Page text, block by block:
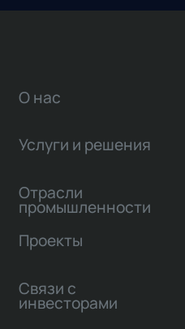
О нас
Услуги и решения
Отрасли
промышленности
Проекты
Связи с
инвесторами